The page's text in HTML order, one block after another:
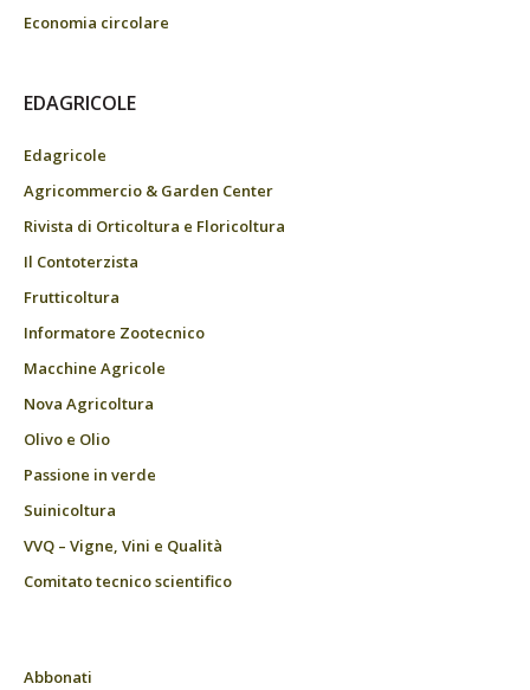
Economia circolare
EDAGRICOLE
Edagricole
Agricommercio & Garden Center
Rivista di Orticoltura e Floricoltura
Il Contoterzista
Frutticoltura
Informatore Zootecnico
Macchine Agricole
Nova Agricoltura
Olivo e Olio
Passione in verde
Suinicoltura
VVQ – Vigne, Vini e Qualità
Comitato tecnico scientifico
Abbonati